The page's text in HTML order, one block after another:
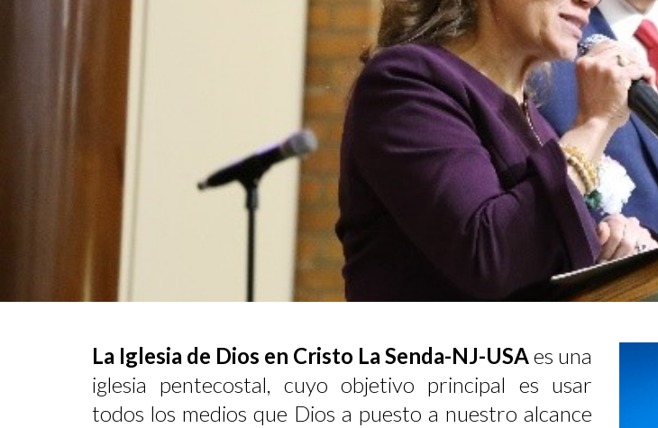
La Iglesia de Dios en Cristo La Senda-NJ-USAes una
iglesia pentecostal, cuyo objetivo principal es usar
todos los medios que Dios a puesto a nuestro alcance